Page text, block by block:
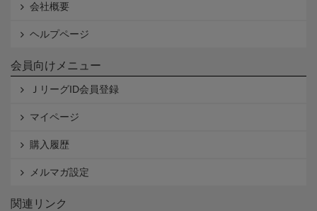
会社概要
ヘルプページ
会員向けメニュー
ＪリーグID会員登録
マイページ
購入履歴
メルマガ設定
関連リンク